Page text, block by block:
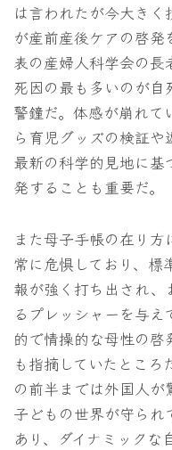
は言われたが今大き
が産前産後ケアの啓
表の産婦人科学会の長
死因の最も多いのが
警鐘だ。体感が崩れて
ら育児グッズの検証
最新の科学的見地に基
発することも重要だ。
また母子手帳の在り
常に危惧しており、標
報が強く打ち出され
るプレッシャーを与
的で情操的な母性の
も指摘していたところ
の前半までは外国人
子どもの世界が守ら
あり、ダイナミックな